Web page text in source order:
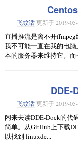
飞蚊话更新于2019-
直播推流是离不开
我不可能一直在我的电
本的服务器来维持它。
DDE-
飞蚊话更新于2019-
闲来去读DDE-Dock的代
简单。从GitHub上下载
以找到 linuxde...